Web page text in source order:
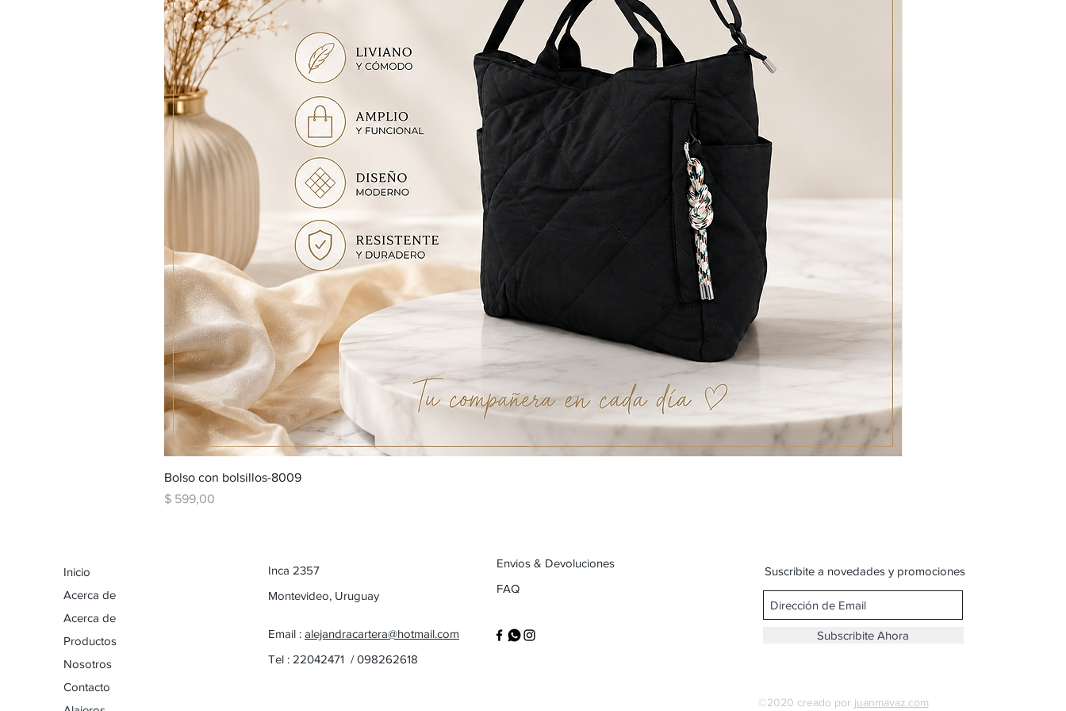
Bolso con bolsillos-8009
Precio
$ 599,00
Inicio
Acerca de
Acerca de
Productos
Nosotros
Contacto
Inca 2357
Montevideo, Uruguay
Email : alejandracartera@hotmail.com
Tel : 22042471 / 098262618
Envios & Devoluciones
FAQ
Suscribite a novedades y promociones
Subscribite Ahora
©2020 creado por juanmavaz.com